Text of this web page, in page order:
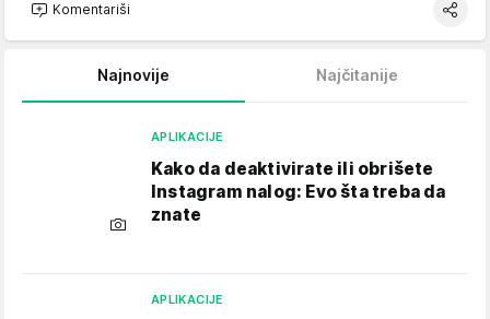
Komentariši
Najnovije Najčitanije
APLIKACIJE
Kako da deaktivirate ili obrišete
Instagram nalog: Evo šta treba da
znate
APLIKACIJE